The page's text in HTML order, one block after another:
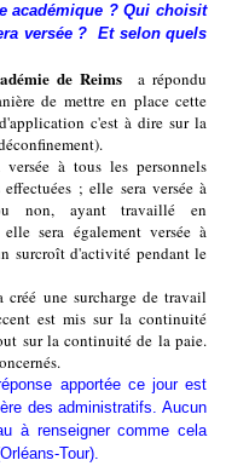
académique ? Qui choisit
versée ? Et selon quels
de Reims a répondu
de mettre en place cette
c'est à dire sur la
à tous les personnels
; elle sera versée à
non, ayant travaillé en
sera également versée à
surcroît d'activité pendant le
une surcharge de travail
est mis sur la continuité
sur la continuité de la paie.
apportée ce jour est
des administratifs. Aucun
à renseigner comme cela
Tour).